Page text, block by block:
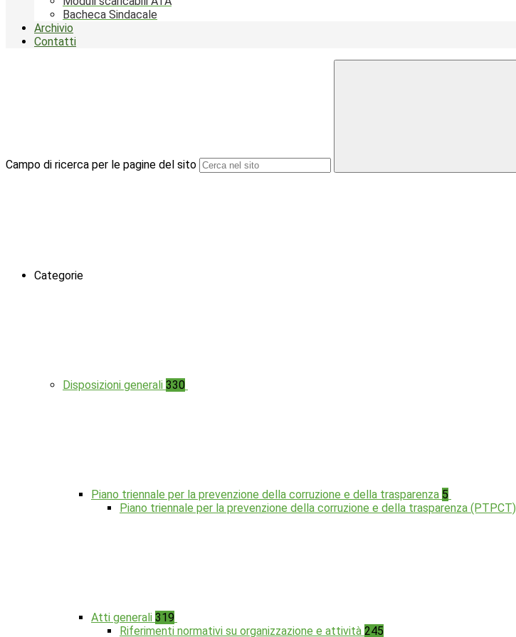
Bacheca Sindacale
Archivio
Contatti
Campo di ricerca per le pagine del sito
Categorie
Disposizioni generali 330
Piano triennale per la prevenzione della corruzione e della trasparenza 5
Piano triennale per la prevenzione della corruzione e della trasparenza (PTPCT)
Atti generali 319
Riferimenti normativi su organizzazione e attività 245